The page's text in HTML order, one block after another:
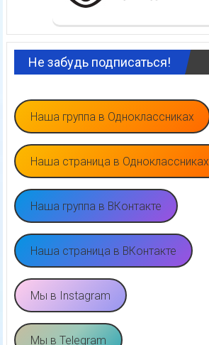
Не забудь подписаться!
Наша группа в Одноклассниках
Наша страница в Одноклассниках
Наша группа в ВКонтакте
Наша страница в ВКонтакте
Мы в Instagram
Мы в Telegram